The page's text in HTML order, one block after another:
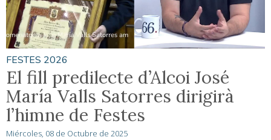
FESTES 2026
El fill predilecte d’Alcoi José
María Valls Satorres dirigirà
l’himne de Festes
Miércoles, 08 de Octubre de 2025